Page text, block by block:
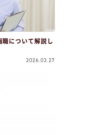
職について解説し
2026.03.27